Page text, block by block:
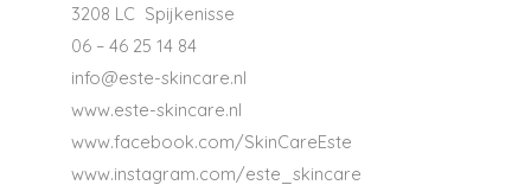
​​​​​​​3208 LC Spijkenisse
06 – 46 25 14 84
info@este-skincare.nl
www.este-skincare.nl
www.facebook.com/SkinCareEste
www.instagram.com/este_skincare